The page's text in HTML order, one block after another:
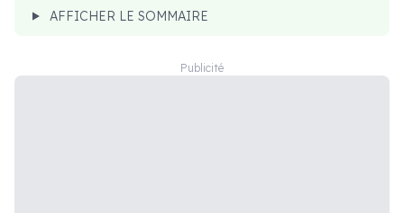
AFFICHER LE SOMMAIRE